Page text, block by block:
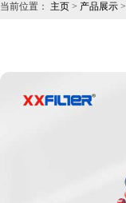
当前位置： 主页 > 产品展示 >